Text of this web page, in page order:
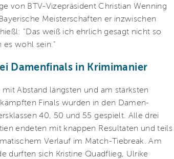
von BTV-Vizepräsident Christian Wenning
Meisterschaften er inzwischen
"Das weiß ich ehrlich gesagt nicht so
es wohl sein."
Damenfinals in Krimimanier
mit Abstand längsten und am stärksten
Finals wurden in den Damen-
40, 50 und 55 gespielt. Alle drei
endeten mit knappen Resultaten und teils
Verlauf im Match-Tiebreak. Am
durften sich Kristine Quadflieg, Ulrike